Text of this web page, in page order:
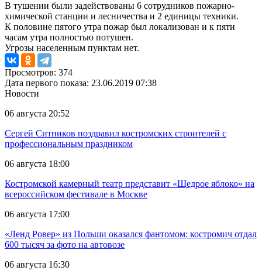
В тушении были задействованы 6 сотрудников пожарно-
химической станции и лесничества и 2 единицы техники.
К половине пятого утра пожар был локализован и к пяти
часам утра полностью потушен.
Угрозы населенным пунктам нет.
Просмотров: 374
Дата первого показа: 23.06.2019 07:38
Новости
06 августа 20:52
Сергей Ситников поздравил костромских строителей с
профессиональным праздником
06 августа 18:00
Костромской камерный театр представит «Щедрое яблоко» на
всероссийском фестивале в Москве
06 августа 17:00
«Ленд Ровер» из Польши оказался фантомом: костромич отдал
600 тысяч за фото на автовозе
06 августа 16:30